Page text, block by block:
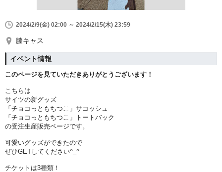
2024/2/9(金) 02:00 ～ 2024/2/15(木) 23:59
膝キャス
イベント情報
このページを見ていただきありがとうございます！
こちらは
サイツの新グッズ
「チョコっともちつこ」サコッシュ
「チョコっともちつこ」トートバック
の受注生産販売ページです。
可愛いグッズができたので
ぜひGETしてください^_^
チケットは3種類！